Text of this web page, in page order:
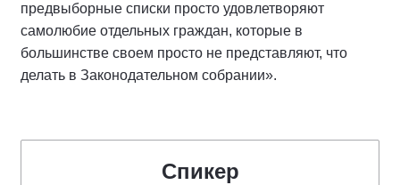
предвыборные списки просто удовлетворяют
самолюбие отдельных граждан, которые в
большинстве своем просто не представляют, что
делать в Законодательном собрании».
Спикер